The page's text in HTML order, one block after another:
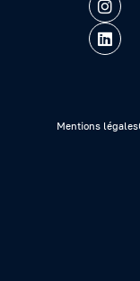
Mentions légales